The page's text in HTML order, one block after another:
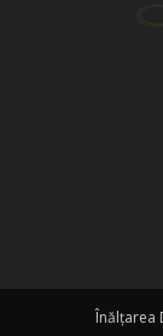
Înălțarea